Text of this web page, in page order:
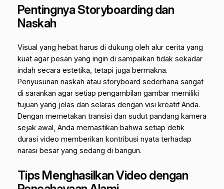
Pentingnya Storyboarding dan
Naskah
Visual yang hebat harus di dukung oleh alur cerita yang
kuat agar pesan yang ingin di sampaikan tidak sekadar
indah secara estetika, tetapi juga bermakna.
Penyusunan naskah atau storyboard sederhana sangat
di sarankan agar setiap pengambilan gambar memiliki
tujuan yang jelas dan selaras dengan visi kreatif Anda.
Dengan memetakan transisi dan sudut pandang kamera
sejak awal, Anda memastikan bahwa setiap detik
durasi video memberikan kontribusi nyata terhadap
narasi besar yang sedang di bangun.
Tips Menghasilkan Video dengan